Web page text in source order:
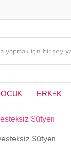
ERKEK
Sütyen